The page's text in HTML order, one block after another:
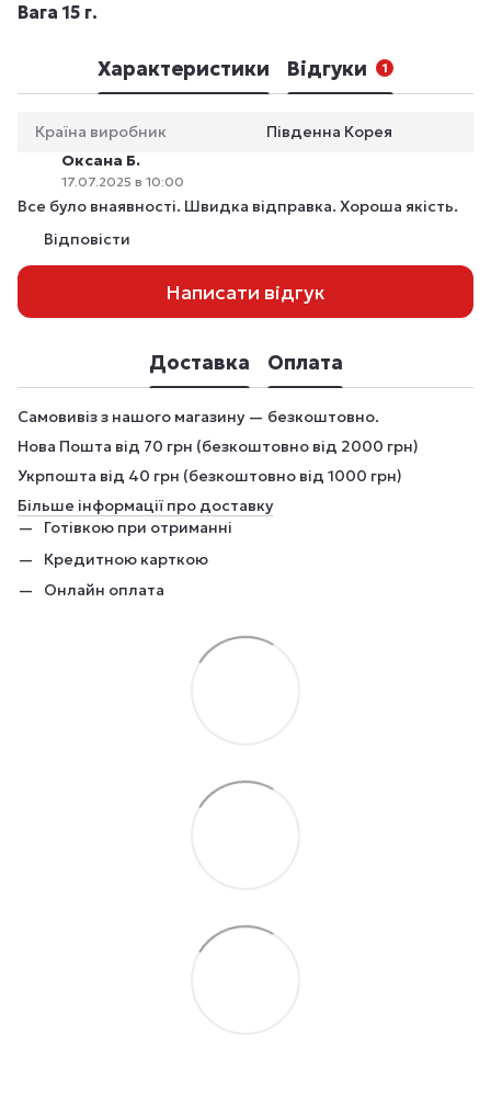
Вага 15 г.
Характеристики Відгуки 1
Країна виробник
Південна Корея
Оксана Б.
17.07.2025 в 10:00
Все було внаявності. Швидка відправка. Хороша якість.
Відповісти
Написати відгук
Доставка Оплата
Самовивіз з нашого магазину — безкоштовно.
Нова Пошта від 70 грн (безкоштовно від 2000 грн)
Укрпошта від 40 грн (безкоштовно від 1000 грн)
Більше інформації про доставку
Готівкою при отриманні
Кредитною карткою
Онлайн оплата